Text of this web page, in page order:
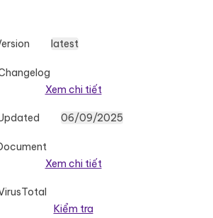
latest
Xem chi tiết
06/09/2025
Xem chi tiết
Kiểm tra